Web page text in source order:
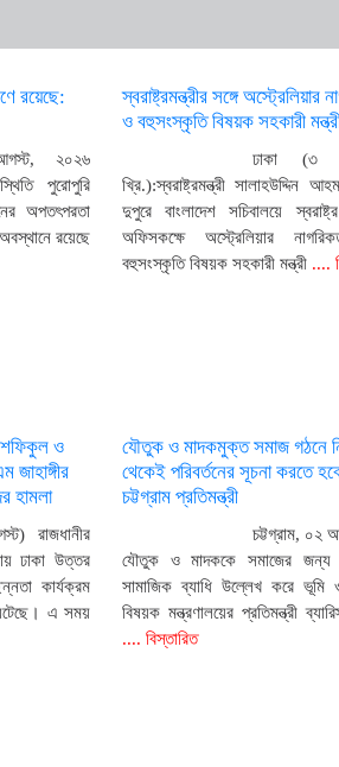
রয়েছে:
২০২৬
পুরোপুরি
অপতৎপরতা
রয়েছে
স্বরাষ্ট্রমন্ত্রীর সঙ্গে অস্ট্রেলিয়ার
ও বহুসংস্কৃতি বিষয়ক সহকারী
ঢাকা (৩
খ্রি.):স্বরাষ্ট্রমন্ত্রী সালাহউদ্দিন
দুপুরে বাংলাদেশ সচিবালয়ে
অফিসকক্ষে অস্ট্রেলিয়ার
বহুসংস্কৃতি বিষয়ক সহকারী মন্ত্রী....
শফিকুল ও
হামলা
রাজধানীর
ঢাকা উত্তর
কার্যক্রম
ঘটেছে। এ সময়
যৌতুক ও মাদকমুক্ত সমাজ গঠনে
থেকেই পরিবর্তনের সূচনা করতে
চট্টগ্রাম প্রতিমন্ত্রী
চট্টগ্রাম, ০২
যৌতুক ও মাদককে সমাজের
সামাজিক ব্যাধি উল্লেখ করে ভূমি ও
বিষয়ক মন্ত্রণালয়ের প্রতিমন্ত্রী
.... বিস্তারিত